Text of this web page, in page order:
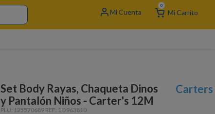
0
Set Body Rayas, Chaqueta Dinos
y Pantalón Niños - Carter's 12M
PLU: 125570689 REF: 1O963810
Carters